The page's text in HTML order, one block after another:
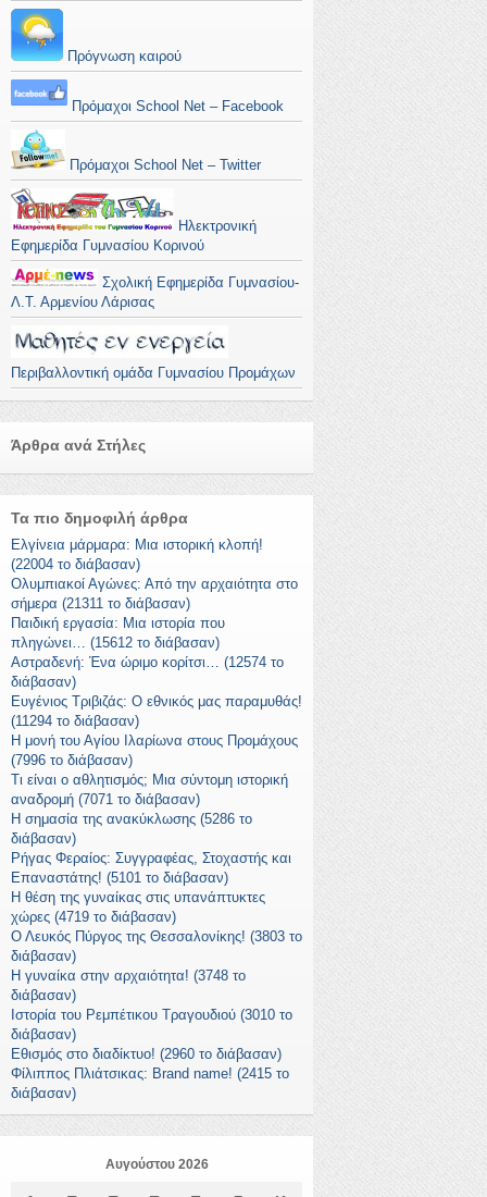
Πρόγνωση καιρού
Πρόμαχοι School Net – Facebook
Πρόμαχοι School Net – Twitter
Ηλεκτρονική
Εφημερίδα Γυμνασίου Κορινού
Σχολική Εφημερίδα Γυμνασίου-
Λ.Τ. Αρμενίου Λάρισας
Περιβαλλοντική ομάδα Γυμνασίου Προμάχων
Άρθρα ανά Στήλες
Τα πιο δημοφιλή άρθρα
Ελγίνεια μάρμαρα: Μια ιστορική κλοπή!
(22004 το διάβασαν)
Ολυμπιακοί Αγώνες: Από την αρχαιότητα στο
σήμερα (21311 το διάβασαν)
Παιδική εργασία: Μια ιστορία που
πληγώνει… (15612 το διάβασαν)
Αστραδενή: Ένα ώριμο κορίτσι… (12574 το
διάβασαν)
Ευγένιος Τριβιζάς: Ο εθνικός μας παραμυθάς!
(11294 το διάβασαν)
Η μονή του Αγίου Ιλαρίωνα στους Προμάχους
(7996 το διάβασαν)
Τι είναι ο αθλητισμός; Μια σύντομη ιστορική
αναδρομή (7071 το διάβασαν)
Η σημασία της ανακύκλωσης (5286 το
διάβασαν)
Ρήγας Φεραίος: Συγγραφέας, Στοχαστής και
Επαναστάτης! (5101 το διάβασαν)
Η θέση της γυναίκας στις υπανάπτυκτες
χώρες (4719 το διάβασαν)
Ο Λευκός Πύργος της Θεσσαλονίκης! (3803 το
διάβασαν)
Η γυναίκα στην αρχαιότητα! (3748 το
διάβασαν)
Ιστορία του Ρεμπέτικου Τραγουδιού (3010 το
διάβασαν)
Εθισμός στο διαδίκτυο! (2960 το διάβασαν)
Φίλιππος Πλιάτσικας: Brand name! (2415 το
διάβασαν)
Αυγούστου 2026